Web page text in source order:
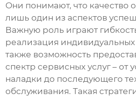
Они понимают, что качество
лишь один из аспектов
Важную роль играют
реализация индивидуальных
также возможность
спектр сервисных услуг – от
наладки до последующего
обслуживания. Такая